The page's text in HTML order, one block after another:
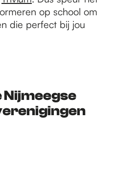
op school om
die perfect bij jou
Nijmeegse